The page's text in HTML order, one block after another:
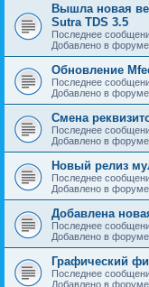
Вышла новая
Sutra TDS 3.5
Последнее
Добавлено в форуме
Обновление
Последнее
Добавлено в форуме
Смена
Последнее
Добавлено в форуме
Новый релиз
Последнее
Добавлено в форуме
Добавлена
Последнее
Добавлено в форуме
Графический
Последнее
Добавлено в форуме